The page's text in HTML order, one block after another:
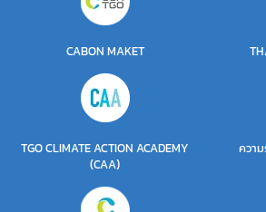
CABON MAKET
TGO CLIMATE ACTION ACADEMY
(CAA)
ควา